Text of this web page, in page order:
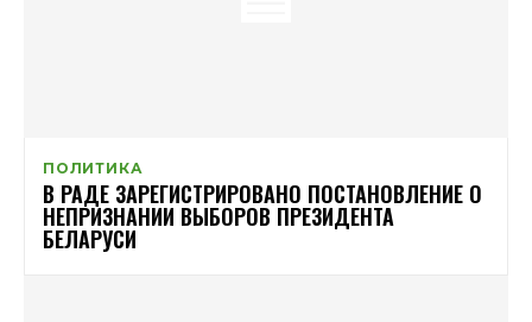
ПОЛИТИКА
В РАДЕ ЗАРЕГИСТРИРОВАНО ПОСТАНОВЛЕНИЕ О
НЕПРИЗНАНИИ ВЫБОРОВ ПРЕЗИДЕНТА
БЕЛАРУСИ